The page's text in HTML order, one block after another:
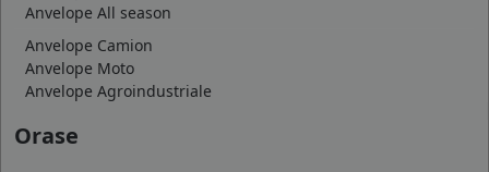
Anvelope All season
Anvelope Camion
Anvelope Moto
Anvelope Agroindustriale
Orase